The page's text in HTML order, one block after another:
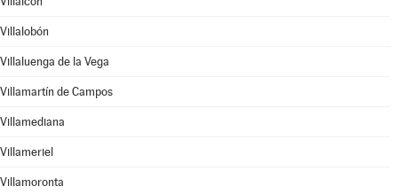
Villalobón
Villaluenga de la Vega
Villamartín de Campos
Villamediana
Villameriel
Villamoronta